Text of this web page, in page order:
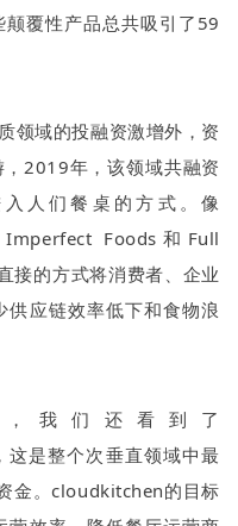
覆性产品总共吸引了 59
领域的投融资激增外，资
，2019年，该领域共融资
人们餐桌的方式。像
Imperfect Foods 和 Full
接的方式将消费者、企业
应链效率低下和食物浪
我们还看到了
这是整个次垂直领域中最
金。cloudkitchen的目标